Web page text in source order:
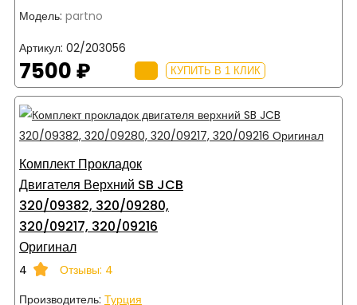
Модель: partno
Артикул: 02/203056
7500 ₽ КУПИТЬ В 1 КЛИК
Комплект Прокладок
Двигателя Верхний SB JCB
320/09382, 320/09280,
320/09217, 320/09216
Оригинал
4
Отзывы: 4
Производитель: Турция